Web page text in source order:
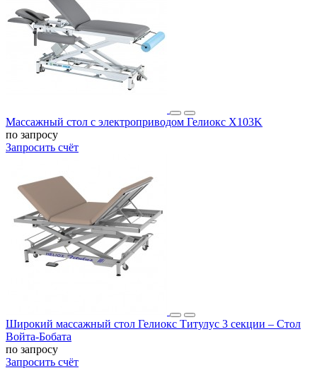
Массажный стол c электроприводом Гелиокс X103K
по запросу
Запросить счёт
Широкий массажный стол Гелиокс Титулус 3 секции – Стол
Войта-Бобата
по запросу
Запросить счёт